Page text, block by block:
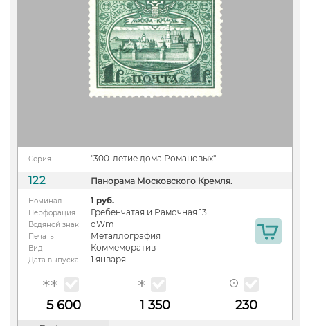
Серия "300-летие дома Романовых".
122 Панорама Московского Кремля.
Номинал 1 руб.
Перфорация Гребенчатая и Рамочная 13
Водяной знак oWm
Печать Металлография
Вид Коммеморатив
Дата выпуска 1 января
5 600 1 350 230